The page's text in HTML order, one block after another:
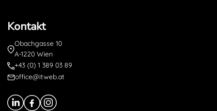
Kontakt
Obachgasse 10
A-1220 Wien
+43 (0) 1 389 03 89
office@itweb.at